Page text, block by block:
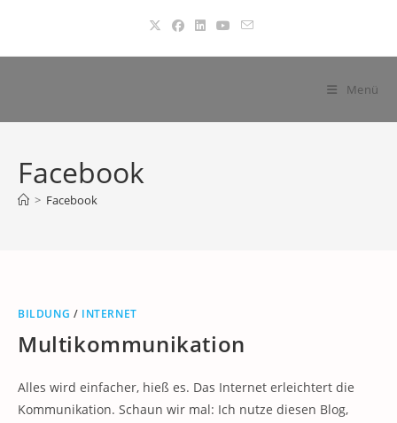
springen
Menü
Facebook
> Facebook
BILDUNG / INTERNET
Multikommunikation
Alles wird einfacher, hieß es. Das Internet erleichtert die
Kommunikation. Schaun wir mal: Ich nutze diesen Blog,